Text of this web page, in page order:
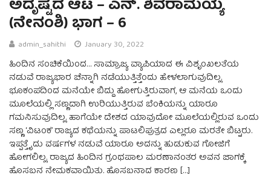
ಅದೃಷ್ಟದ ಆಟ – ಎನ್. ಶಿವರಾಮಯ್ಯ
(ನೇನಂಶಿ) ಭಾಗ – 6
admin_sahithi January 30, 2022
ಹಿಂದಿನ ಸಂಚಿಕೆಯಿಂದ… ಸಾಮ್ರಾಜ್ಯ ವ್ಯಾಪಿಯಾದ ಈ ವಿಶೃಂಖಲತೆಯ
ನಡುವೆ ರಾಜ್ಯಭಾರ ಚೆನ್ನಾಗಿ ನಡೆಯುತ್ತಿತ್ತೆಂದು ಹೇಳಲಾಗುವುದಿಲ್ಲ.
ಭೂಕಂಪದಿಂದ ಮನೆಯೇ ಬಿದ್ದು ಹೋಗುತ್ತಿರುವಾಗ, ಆ ಮನೆಯ ಒಂದು
ಮೂಲೆಯಲ್ಲಿ ಸಣ್ಣದಾಗಿ ಉರಿಯುತ್ತಿರುವ ಬೆಂಕಿಯನ್ನು ಯಾರೂ
ಗಮನಿಸುವುದಿಲ್ಲ. ಹಾಗೆಯೇ ದೇಶದ ಯಾವುದೋ ಮೂಲೆಯಲ್ಲಿರುವ ಒಂದು
ಸಣ್ಣ ‘ವಿಟಂಕ’ ರಾಜ್ಯದ ಕಥೆಯನ್ನು ಪಾಟಲಿಪುತ್ರದ ಎಲ್ಲರೂ ಮರತೇ ಬಿಟ್ಟರು.
ಇಪ್ಪತ್ತೈದು ವರ್ಷಗಳ ನಡುವೆ ಯಾರೂ ಅದನ್ನು ಹುಡುಕುವ ಗೋಜಿಗೆ
ಹೋಗಲಿಲ್ಲ. ರಾಜ್ಯದ ಹಿಂದಿನ ಗ್ರಂಥಪಾಲ ಮರಣಾನಂತರ ಅವನ ಜಾಗಕ್ಕೆ
ಹೊಸಬನ ನೇಮಕವಾಯಿತು. ಹೊಸಬನಾದ ಕಾರಣ […]